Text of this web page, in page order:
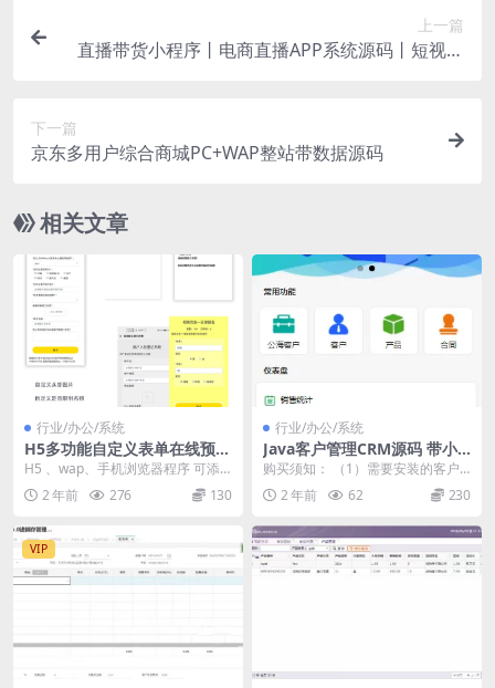
上一篇
直播带货小程序丨电商直播APP系统源码丨短视频
下一篇
京东多用户综合商城PC+WAP整站带数据源码
相关文章
行业/办公/系统
H5多功能自定义表单在线预约
活动报名客户预约售后工单建
议反馈调查问卷php源码
H5 、wap、手机浏览器程序 可添
加表单字段，通过自定义表单可以
轻松建立，客户...
2 年前 276 130
行业/办公/系统
Java客户管理CRM源码 带小
程序
购买须知： （1）需要安装的客户
请先联系我们好安排！ （2）联系
好了安装的客户请...
2 年前 62 230
VIP